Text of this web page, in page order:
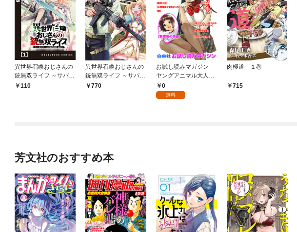
異世界召喚おじさんの
銃無双ライフ ～サバゲ
ー好きサラリーマンは
110
異世界召喚おじさんの
銃無双ライフ ～サバゲ
ー好きサラリーマンは
770
お試し読みマガジン
ヤングアニマル大人向
け 傑作選
0
無料
肉極道 １巻
715
芳文社のおすすめ本